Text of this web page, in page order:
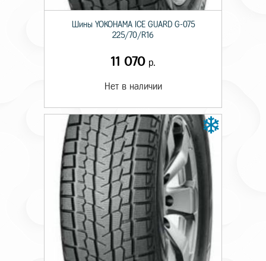
Шины YOKOHAMA ICE GUARD G-075
225/70/R16
11 070 р.
Нет в наличии